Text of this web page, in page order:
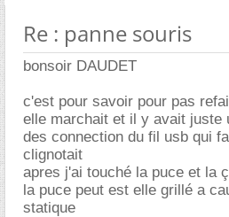
Re : panne souris
bonsoir DAUDET
c'est pour savoir pour pas
elle marchait et il y avait juste
des connection du fil usb qui
clignotait
apres j'ai touché la puce et la
la puce peut est elle grillé a
statique